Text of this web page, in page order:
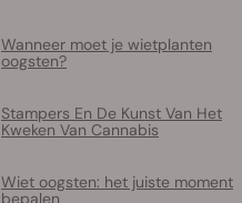
Wanneer moet je wietplanten
oogsten?
Stampers En De Kunst Van Het
Kweken Van Cannabis
Wiet oogsten: het juiste moment
bepalen